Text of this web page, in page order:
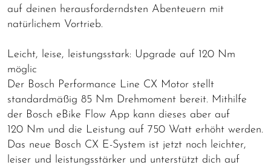
auf deinen herausforderndsten Abenteuern mit
natürlichem Vortrieb.
Leicht, leise, leistungsstark: Upgrade auf 120 Nm
möglic
Der Bosch Performance Line CX Motor stellt
standardmäßig 85 Nm Drehmoment bereit. Mithilfe
der Bosch eBike Flow App kann dieses aber auf
120 Nm und die Leistung auf 750 Watt erhöht werden.
Das neue Bosch CX E-System ist jetzt noch leichter,
leiser und leistungsstärker und unterstützt dich auf